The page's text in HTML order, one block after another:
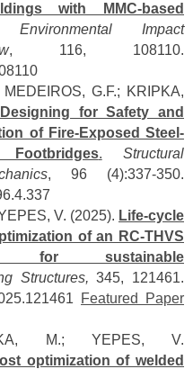
with MMC-based
Environmental Impact
, 116, 108110.
G.F.; KRIPKA,
Designing for Safety and
of Fire-Exposed Steel-
.
Structural
, 96 (4):337-350.
V. (2025). Life-cycle
of an RC-THVS
for sustainable
Structures,345, 121461.
Featured Paper
M.; YEPES, V.
optimization of welded